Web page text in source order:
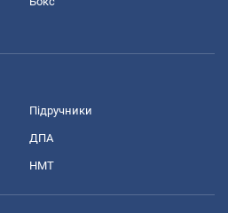
Підручники
ДПА
НМТ